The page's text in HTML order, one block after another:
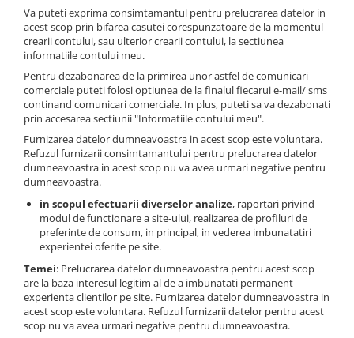
Va puteti exprima consimtamantul pentru prelucrarea datelor in
acest scop prin bifarea casutei corespunzatoare de la momentul
crearii contului, sau ulterior crearii contului, la sectiunea
informatiile contului meu.
Pentru dezabonarea de la primirea unor astfel de comunicari
comerciale puteti folosi optiunea de la finalul fiecarui e-mail/ sms
continand comunicari comerciale. In plus, puteti sa va dezabonati
prin accesarea sectiunii "Informatiile contului meu".
Furnizarea datelor dumneavoastra in acest scop este voluntara.
Refuzul furnizarii consimtamantului pentru prelucrarea datelor
dumneavoastra in acest scop nu va avea urmari negative pentru
dumneavoastra.
in scopul efectuarii diverselor analize, raportari privind
modul de functionare a site-ului, realizarea de profiluri de
preferinte de consum, in principal, in vederea imbunatatiri
experientei oferite pe site.
Temei: Prelucrarea datelor dumneavoastra pentru acest scop
are la baza interesul legitim al de a imbunatati permanent
experienta clientilor pe site. Furnizarea datelor dumneavoastra in
acest scop este voluntara. Refuzul furnizarii datelor pentru acest
scop nu va avea urmari negative pentru dumneavoastra.